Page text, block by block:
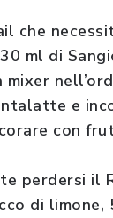
che
ml di
e
con
perdersi il
di limone,